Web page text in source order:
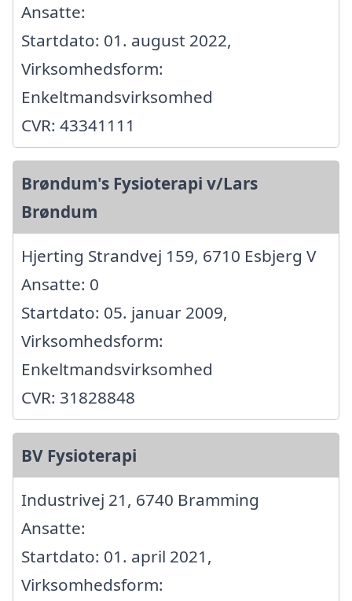
Ansatte:
Startdato: 01. august 2022,
Virksomhedsform:
Enkeltmandsvirksomhed
CVR: 43341111
Brøndum's Fysioterapi v/Lars
Brøndum
Hjerting Strandvej 159, 6710 Esbjerg V
Ansatte: 0
Startdato: 05. januar 2009,
Virksomhedsform:
Enkeltmandsvirksomhed
CVR: 31828848
BV Fysioterapi
Industrivej 21, 6740 Bramming
Ansatte:
Startdato: 01. april 2021,
Virksomhedsform: